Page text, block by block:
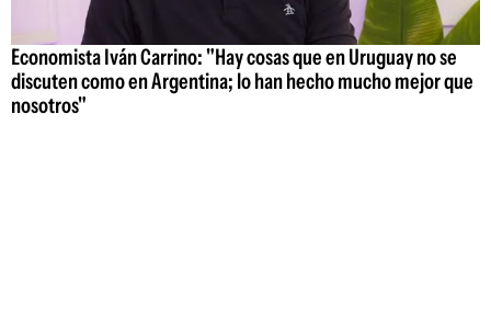
Economista Iván Carrino: "Hay cosas que en Uruguay no se
discuten como en Argentina; lo han hecho mucho mejor que
nosotros"